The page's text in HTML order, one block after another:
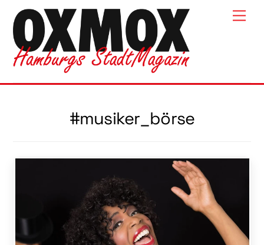
content
#musiker_börse